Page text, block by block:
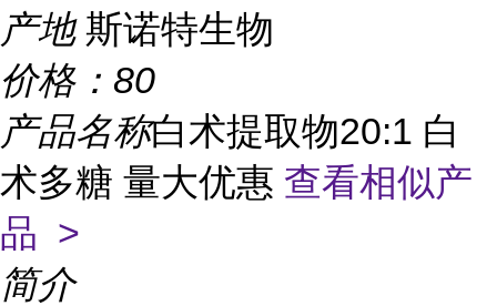
产地 斯诺特生物
价格： 80
产品名称白术提取物20:1 白
术多糖 量大优惠 查看相似产
品 >
简介